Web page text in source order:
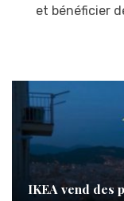
et bénéficier
IKEA vend des